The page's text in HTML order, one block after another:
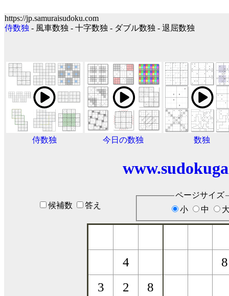
https://jp.samuraisudoku.com
侍数独 - 風車数独 - 十字数独 - ダブル数独 - 退屈数独
侍数独 今日の数独 数独
候補数 答え
ページサイズ
小
中